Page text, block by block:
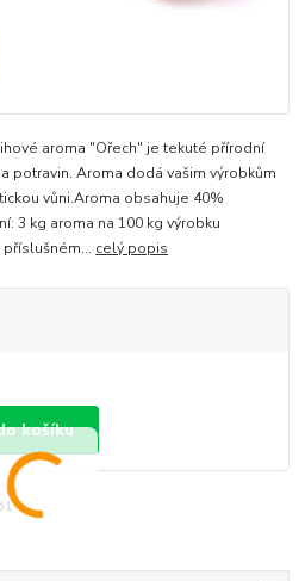
aroma "Ořech" je tekuté přírodní
potravin. Aroma dodá vašim výrobkům
vůni.Aroma obsahuje 40%
3 kg aroma na 100 kg výrobku
celý popis
košíku